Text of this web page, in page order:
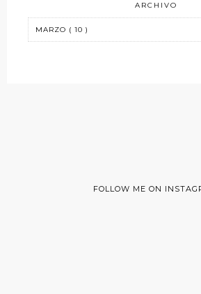
ARCHIVO
FOLLOW ME ON